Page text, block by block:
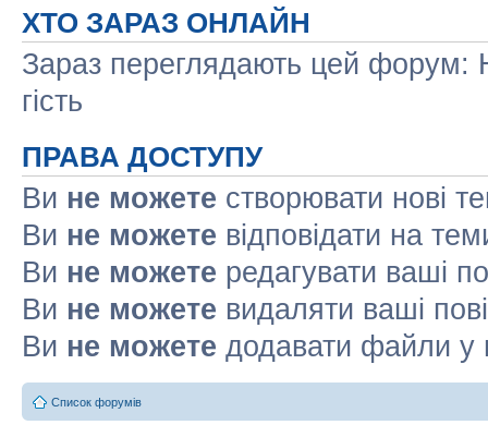
ХТО ЗАРАЗ ОНЛАЙН
Зараз переглядають цей форум:
гість
ПРАВА ДОСТУПУ
Ви не можете створювати нові
Ви не можете відповідати на
Ви не можете редагувати ваші
Ви не можете видаляти ваші
Ви не можете додавати файли у
Список форумів